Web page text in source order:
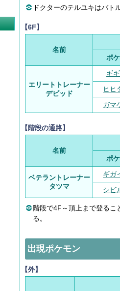
ドクターのテルユキはバト
【6F】
名前
ポ
エリートトレーナー
デビッド
ギ
ヒヒ
ガマ
【階段の通路】
名前
ポ
ベテラントレーナー
タツマ
ギガ
シビ
階段で4F～頂上まで登るこ
る。
出現ポケモン
【外】